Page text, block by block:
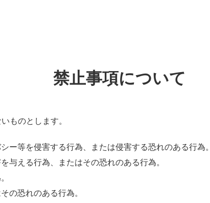
禁止事項について
ものとします。
ー等を侵害する行為、または侵害する恐れのある行為。
与える行為、またはその恐れのある行為。
の恐れのある行為。